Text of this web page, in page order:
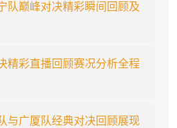
队巅峰对决精彩瞬间回顾及
精彩直播回顾赛况分析全程
与广厦队经典对决回顾展现